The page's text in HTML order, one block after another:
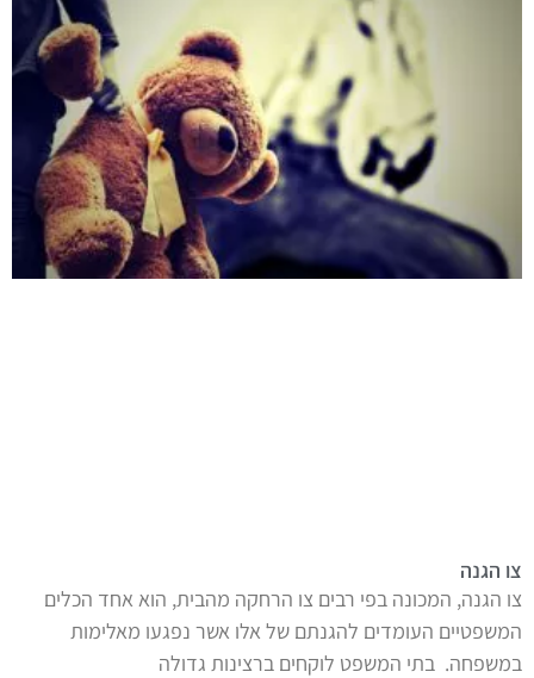
צו הגנה
צו הגנה, המכונה בפי רבים צו הרחקה מהבית, הוא אחד הכלים
המשפטיים העומדים להגנתם של אלו אשר נפגעו מאלימות
במשפחה. בתי המשפט לוקחים ברצינות גדולה